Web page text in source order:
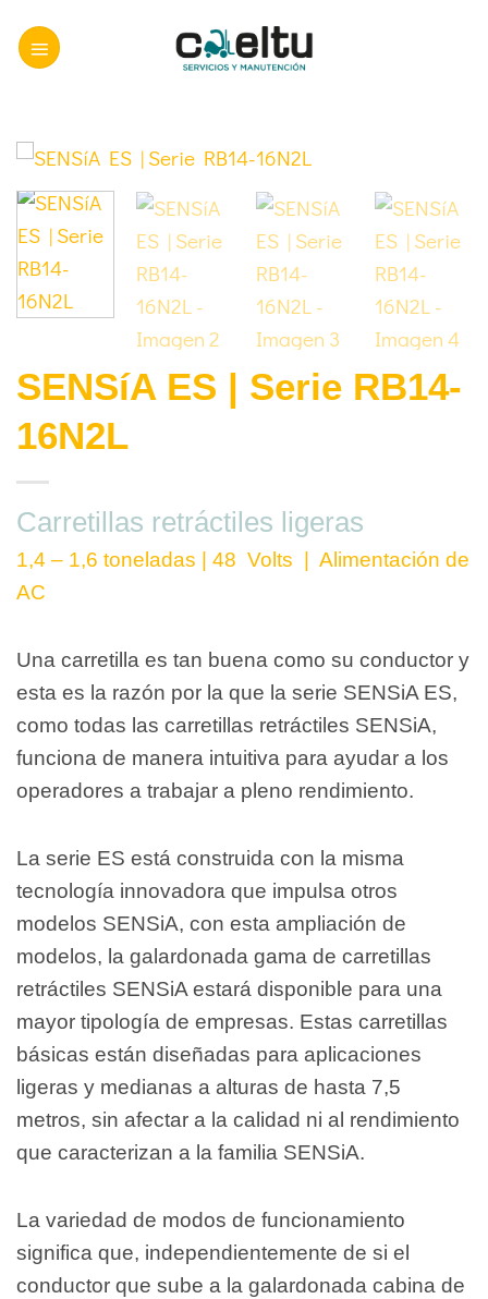
SENSíA ES | Serie RB14-
16N2L
Carretillas retráctiles ligeras
1,4 – 1,6 toneladas | 48 Volts | Alimentación de
AC
Una carretilla es tan buena como su conductor y
esta es la razón por la que la serie SENSiA ES,
como todas las carretillas retráctiles SENSiA,
funciona de manera intuitiva para ayudar a los
operadores a trabajar a pleno rendimiento.
La serie ES está construida con la misma
tecnología innovadora que impulsa otros
modelos SENSiA, con esta ampliación de
modelos, la galardonada gama de carretillas
retráctiles SENSiA estará disponible para una
mayor tipología de empresas. Estas carretillas
básicas están diseñadas para aplicaciones
ligeras y medianas a alturas de hasta 7,5
metros, sin afectar a la calidad ni al rendimiento
que caracterizan a la familia SENSiA.
La variedad de modos de funcionamiento
significa que, independientemente de si el
conductor que sube a la galardonada cabina de